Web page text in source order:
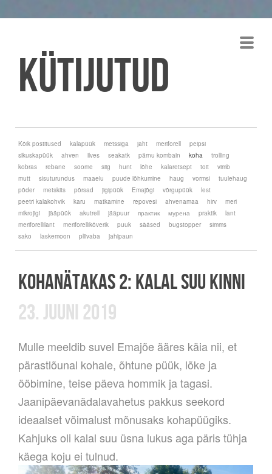
Kütijutud
Kõik postitused kalapüük metssiga jaht meriforell
peipsi
sikuskapüük
ahven ilves seakatk pärnu kombain koha
trolling
kobras
rebane soome siig hunt lõhe kalaretsept toit
vimb
mutt
sisuturundus maaelu puude lõhkumine haug vormsi
tuulehaug
põder
metskits põrsad jigipüük Emajõgi võrgupüük
lest
peetri kalakohvik
karu matkamine repovesi ahvenamaa hirv
meri
mikrojigi
jääpüük akutrell jääpuur практик мурена praktik
lant
meriforellilant
meriforellikõverik puuk sääsed bugstopper
simms
sako
laskemoon pliivaba jahipaun
KOHANÄTAKAS 2: KALAL SUU KINNI
23. JUUNI 2019
Mulle meeldib suvel Emajõe ääres käia nii, et
pärastlõunal kohale, õhtune püük, lõke ja
ööbimine, teise päeva hommik ja tagasi.
Jaanipäevanädalavahetus pakkus seekord
ideaalset võimalust mõnusaks kohapüügiks.
Kahjuks oli kalal suu üsna lukus aga päris tühja
käega koju ei tulnud.